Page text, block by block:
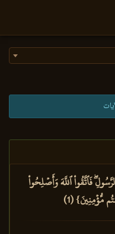
فَٱتَّقُواْ ٱللَّهَ وَأَصۡلِحُواْ
مُّؤۡمِنِينَ} (1)